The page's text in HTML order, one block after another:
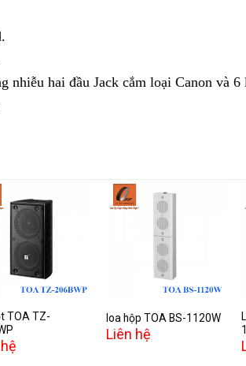
nhiễu hai đầu Jack cắm loại Canon và 6
TOA TZ-
loa hộp TOA BS-1120W
Liên hệ